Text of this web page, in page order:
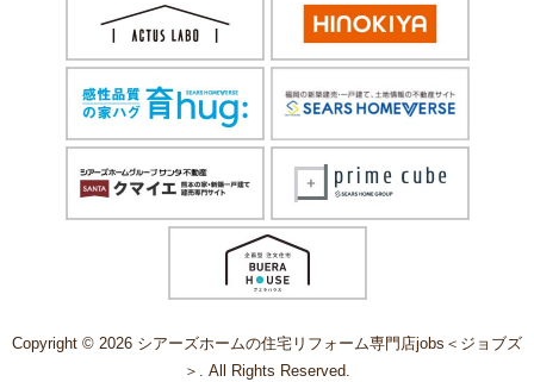
Copyright © 2026 シアーズホームの住宅リフォーム専門店jobs＜ジョブズ
＞. All Rights Reserved.